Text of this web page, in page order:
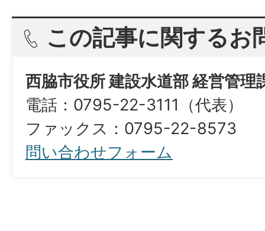
この記事に関するお
西脇市役所 建設水道部 経営管理
電話：0795-22-3111（代表）
ファックス：0795-22-8573​​​​​​​
問い合わせフォーム